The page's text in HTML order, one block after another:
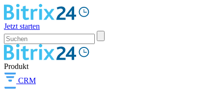
Jetzt starten
Produkt
CRM